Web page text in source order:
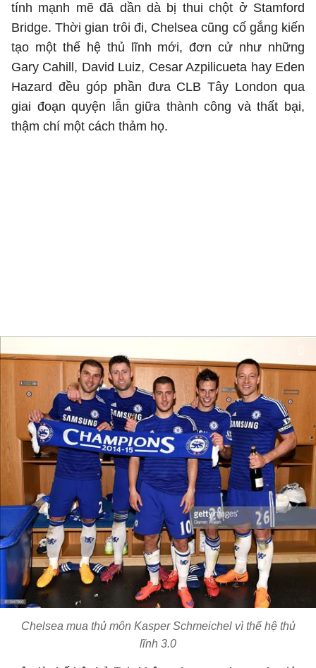
tính mạnh mẽ đã dần dà bị thui chột ở Stamford
Bridge. Thời gian trôi đi, Chelsea cũng cố gắng kiến
tạo một thế hệ thủ lĩnh mới, đơn cử như những
Gary Cahill, David Luiz, Cesar Azpilicueta hay Eden
Hazard đều góp phần đưa CLB Tây London qua
giai đoạn quyện lẫn giữa thành công và thất bại,
thậm chí một cách thảm họ.
Chelsea mua thủ môn Kasper Schmeichel vì thế hệ thủ
lĩnh 3.0